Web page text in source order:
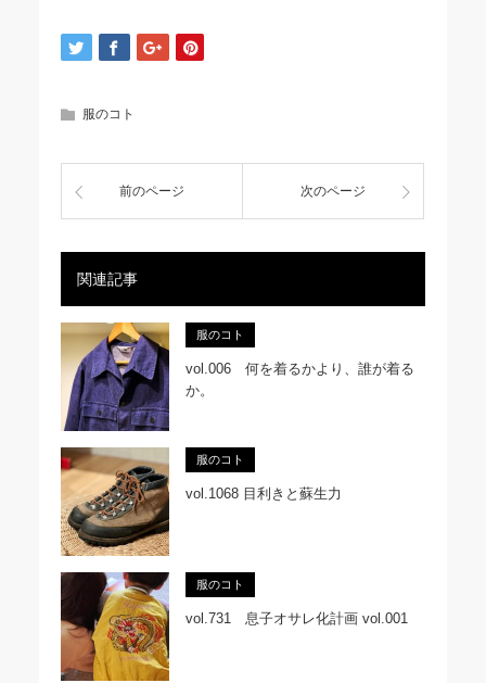
服のコト
前のページ 次のページ
関連記事
服のコト
vol.006 何を着るかより、誰が着る
か。
服のコト
vol.1068 目利きと蘇生力
服のコト
vol.731 息子オサレ化計画 vol.001